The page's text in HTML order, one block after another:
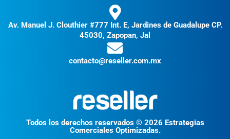
Av. Manuel J. Clouthier #777 Int. E, Jardines de Guadalupe CP.
45030, Zapopan, Jal
contacto@reseller.com.mx
Todos los derechos reservados © 2026 Estrategias
Comerciales Optimizadas.